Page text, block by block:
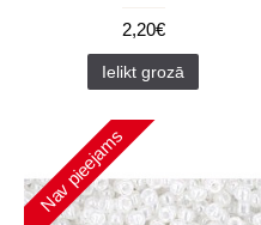
2,20€
Ielikt grozā
Nav pieejams